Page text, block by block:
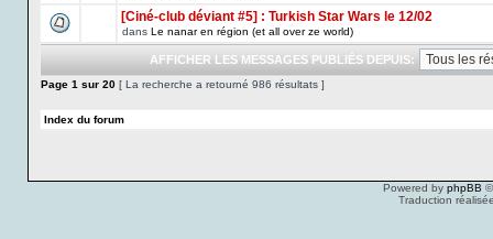
[Ciné-club déviant #5] : Turkish Star Wars le 12/02
dans Le nanar en région (et all over ze world)
AFFICHER LES MESSAGES PUBLIÉS DEPUIS:
Page 1 sur 20 [ La recherche a retourné 986 résultats ]
Index du forum
Powered by phpBB
Traduction